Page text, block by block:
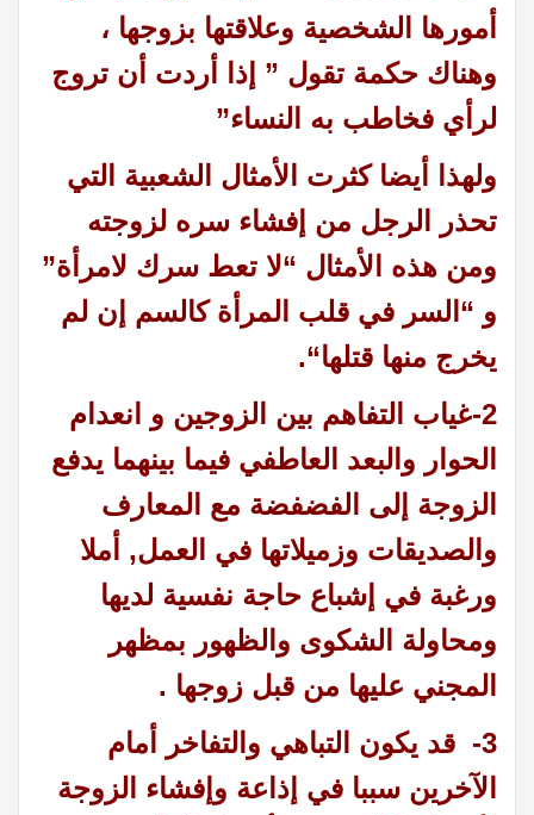
أمورها الشخصية وعلاقتها بزوجها ،
وهناك حكمة تقول ” إذا أردت أن تروج
لرأي فخاطب به النساء”
ولهذا أيضا كثرت الأمثال الشعبية التي
تحذر الرجل من إفشاء سره لزوجته
ومن هذه الأمثال “لا تعط سرك لامرأة”
و “السر في قلب المرأة كالسم إن لم
يخرج منها قتلها“.
2-غياب التفاهم بين الزوجين و انعدام
الحوار والبعد العاطفي فيما بينهما يدفع
الزوجة إلى الفضفضة مع المعارف
والصديقات وزميلاتها في العمل, أملا
ورغبة في إشباع حاجة نفسية لديها
ومحاولة الشكوى والظهور بمظهر
المجني عليها من قبل زوجها .
3-
قد يكون التباهي والتفاخر أمام
الآخرين سببا في إذاعة وإفشاء الزوجة